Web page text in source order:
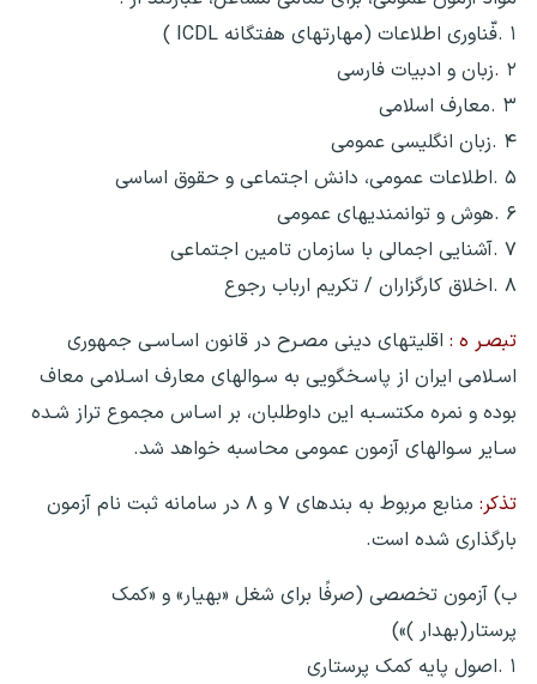
۱ .فّناوری اطلاعات (مهارتهای هفتگانه ICDL )
۲ .زبان و ادبیات فارسی
۳ .معارف اسلامی
۴ .زبان انگلیسی عمومی
۵ .اطلاعات عمومی، دانش اجتماعی و حقوق اساسی
۶ .هوش و توانمندیهای عمومی
۷ .آشنایی اجمالی با سازمان تامین اجتماعی
۸ .اخلاق کارگزاران / تکریم ارباب رجوع
تبصـر ه : اقلیتهای دینی مصـرح در قانون اسـاسـی جمهوری
اسـلامی ایران از پاسـخگویی به سـوالهای معارف اسـلامی معاف
بوده و نمره مکتسـبه این داوطلبان، بر اسـاس مجموع تراز شـده
سـایر سـوالهای آزمون عمومی محاسبه خواهد شد.
تذکر:
منابع مربوط به بندهای ۷ و ۸ در سامانه ثبت نام آزمون
بارگذاری شده است.
ب) آزمون تخصصی (صرفًا برای شغل «بهیار» و «کمک
پرستار(بهدار )»)
۱ .اصول پایه کمک پرستاری